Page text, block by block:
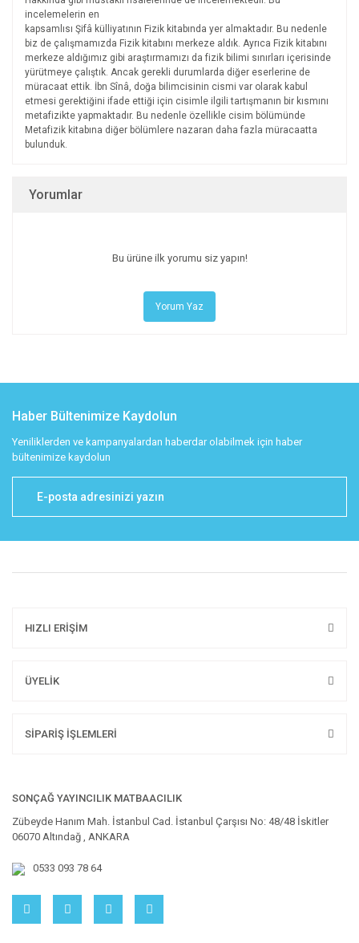
incelemelerin en
kapsamlısı Şifâ külliyatının Fizik kitabında yer almaktadır. Bu nedenle
biz de çalışmamızda Fizik kitabını merkeze aldık. Ayrıca Fizik kitabını
merkeze aldığımız gibi araştırmamızı da fizik bilimi sınırları içerisinde
yürütmeye çalıştık. Ancak gerekli durumlarda diğer eserlerine de
müracaat ettik. İbn Sînâ, doğa bilimcisinin cismi var olarak kabul
etmesi gerektiğini ifade ettiği için cisimle ilgili tartışmanın bir kısmını
metafizikte yapmaktadır. Bu nedenle özellikle cisim bölümünde
Metafizik kitabına diğer bölümlere nazaran daha fazla müracaatta
bulunduk.
Yorumlar
Bu ürüne ilk yorumu siz yapın!
Yorum Yaz
Haber Bültenimize Kaydolun
Yeniliklerden ve kampanyalardan haberdar olabilmek için haber
bültenimize kaydolun
HIZLI ERİŞİM
ÜYELİK
SİPARİŞ İŞLEMLERİ
SONÇAĞ YAYINCILIK MATBAACILIK
Zübeyde Hanım Mah. İstanbul Cad. İstanbul Çarşısı No: 48/48 İskitler
06070 Altındağ , ANKARA
0533 093 78 64